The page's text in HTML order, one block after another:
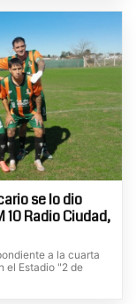
se lo dio
Radio Ciudad,
a la cuarta
el Estadio "2 de